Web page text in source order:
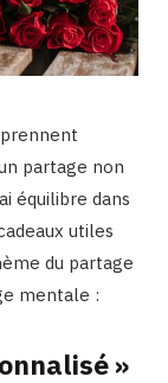
partage non
équilibre dans
utiles
du partage
mentale :
»